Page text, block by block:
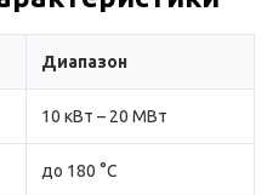
Диапазон
10 кВт – 20 МВт
до 180 °C